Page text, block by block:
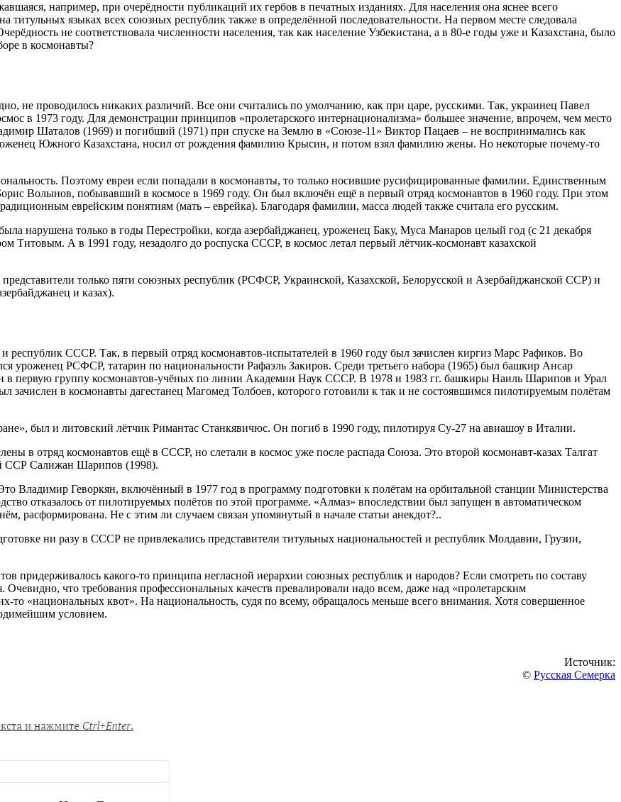
например, при очерёдности публикаций их гербов в печатных изданиях. Для населения она яснее всего
языках всех союзных республик также в определённой последовательности. На первом месте следовала
не соответствовала численности населения, так как население Узбекистана, а в 80-е годы уже и Казахстана, было
в космонавты?
не проводилось никаких различий. Все они считались по умолчанию, как при царе, русскими. Так, украинец Павел
в 1973 году. Для демонстрации принципов «пролетарского интернационализма» большее значение, впрочем, чем место
Шаталов (1969) и погибший (1971) при спуске на Землю в «Союзе-11» Виктор Пацаев – не воспринимались как
Южного Казахстана, носил от рождения фамилию Крысин, и потом взял фамилию жены. Но некоторые почему-то
Поэтому евреи если попадали в космонавты, то только носившие русифицированные фамилии. Единственным
Волынов, побывавший в космосе в 1969 году. Он был включён ещё в первый отряд космонавтов в 1960 году. При этом
еврейским понятиям (мать – еврейка). Благодаря фамилии, масса людей также считала его русским.
нарушена только в годы Перестройки, когда азербайджанец, уроженец Баку, Муса Манаров целый год (с 21 декабря
Титовым. А в 1991 году, незадолго до роспуска СССР, в космос летал первый лётчик-космонавт казахской
только пяти союзных республик (РСФСР, Украинской, Казахской, Белорусской и Азербайджанской ССР) и
и казах).
республик СССР. Так, в первый отряд космонавтов-испытателей в 1960 году был зачислен киргиз Марс Рафиков. Во
уроженец РСФСР, татарин по национальности Рафаэль Закиров. Среди третьего набора (1965) был башкир Ансар
первую группу космонавтов-учёных по линии Академии Наук СССР. В 1978 и 1983 гг. башкиры Наиль Шарипов и Урал
зачислен в космонавты дагестанец Магомед Толбоев, которого готовили к так и не состоявшимся пилотируемым полётам
был и литовский лётчик Римантас Станкявичюс. Он погиб в 1990 году, пилотируя Су-27 на авиашоу в Италии.
в отряд космонавтов ещё в СССР, но слетали в космос уже после распада Союза. Это второй космонавт-казах Талгат
ССР Салижан Шарипов (1998).
Владимир Геворкян, включённый в 1977 год в программу подготовки к полётам на орбитальной станции Министерства
отказалось от пилотируемых полётов по этой программе. «Алмаз» впоследствии был запущен в автоматическом
расформирована. Не с этим ли случаем связан упомянутый в начале статьи анекдот?..
ни разу в СССР не привлекались представители титульных национальностей и республик Молдавии, Грузии,
придерживалось какого-то принципа негласной иерархии союзных республик и народов? Если смотреть по составу
Очевидно, что требования профессиональных качеств превалировали надо всем, даже над «пролетарским
«национальных квот». На национальность, судя по всему, обращалось меньше всего внимания. Хотя совершенное
условием.
Источник:
© Русская Семерка